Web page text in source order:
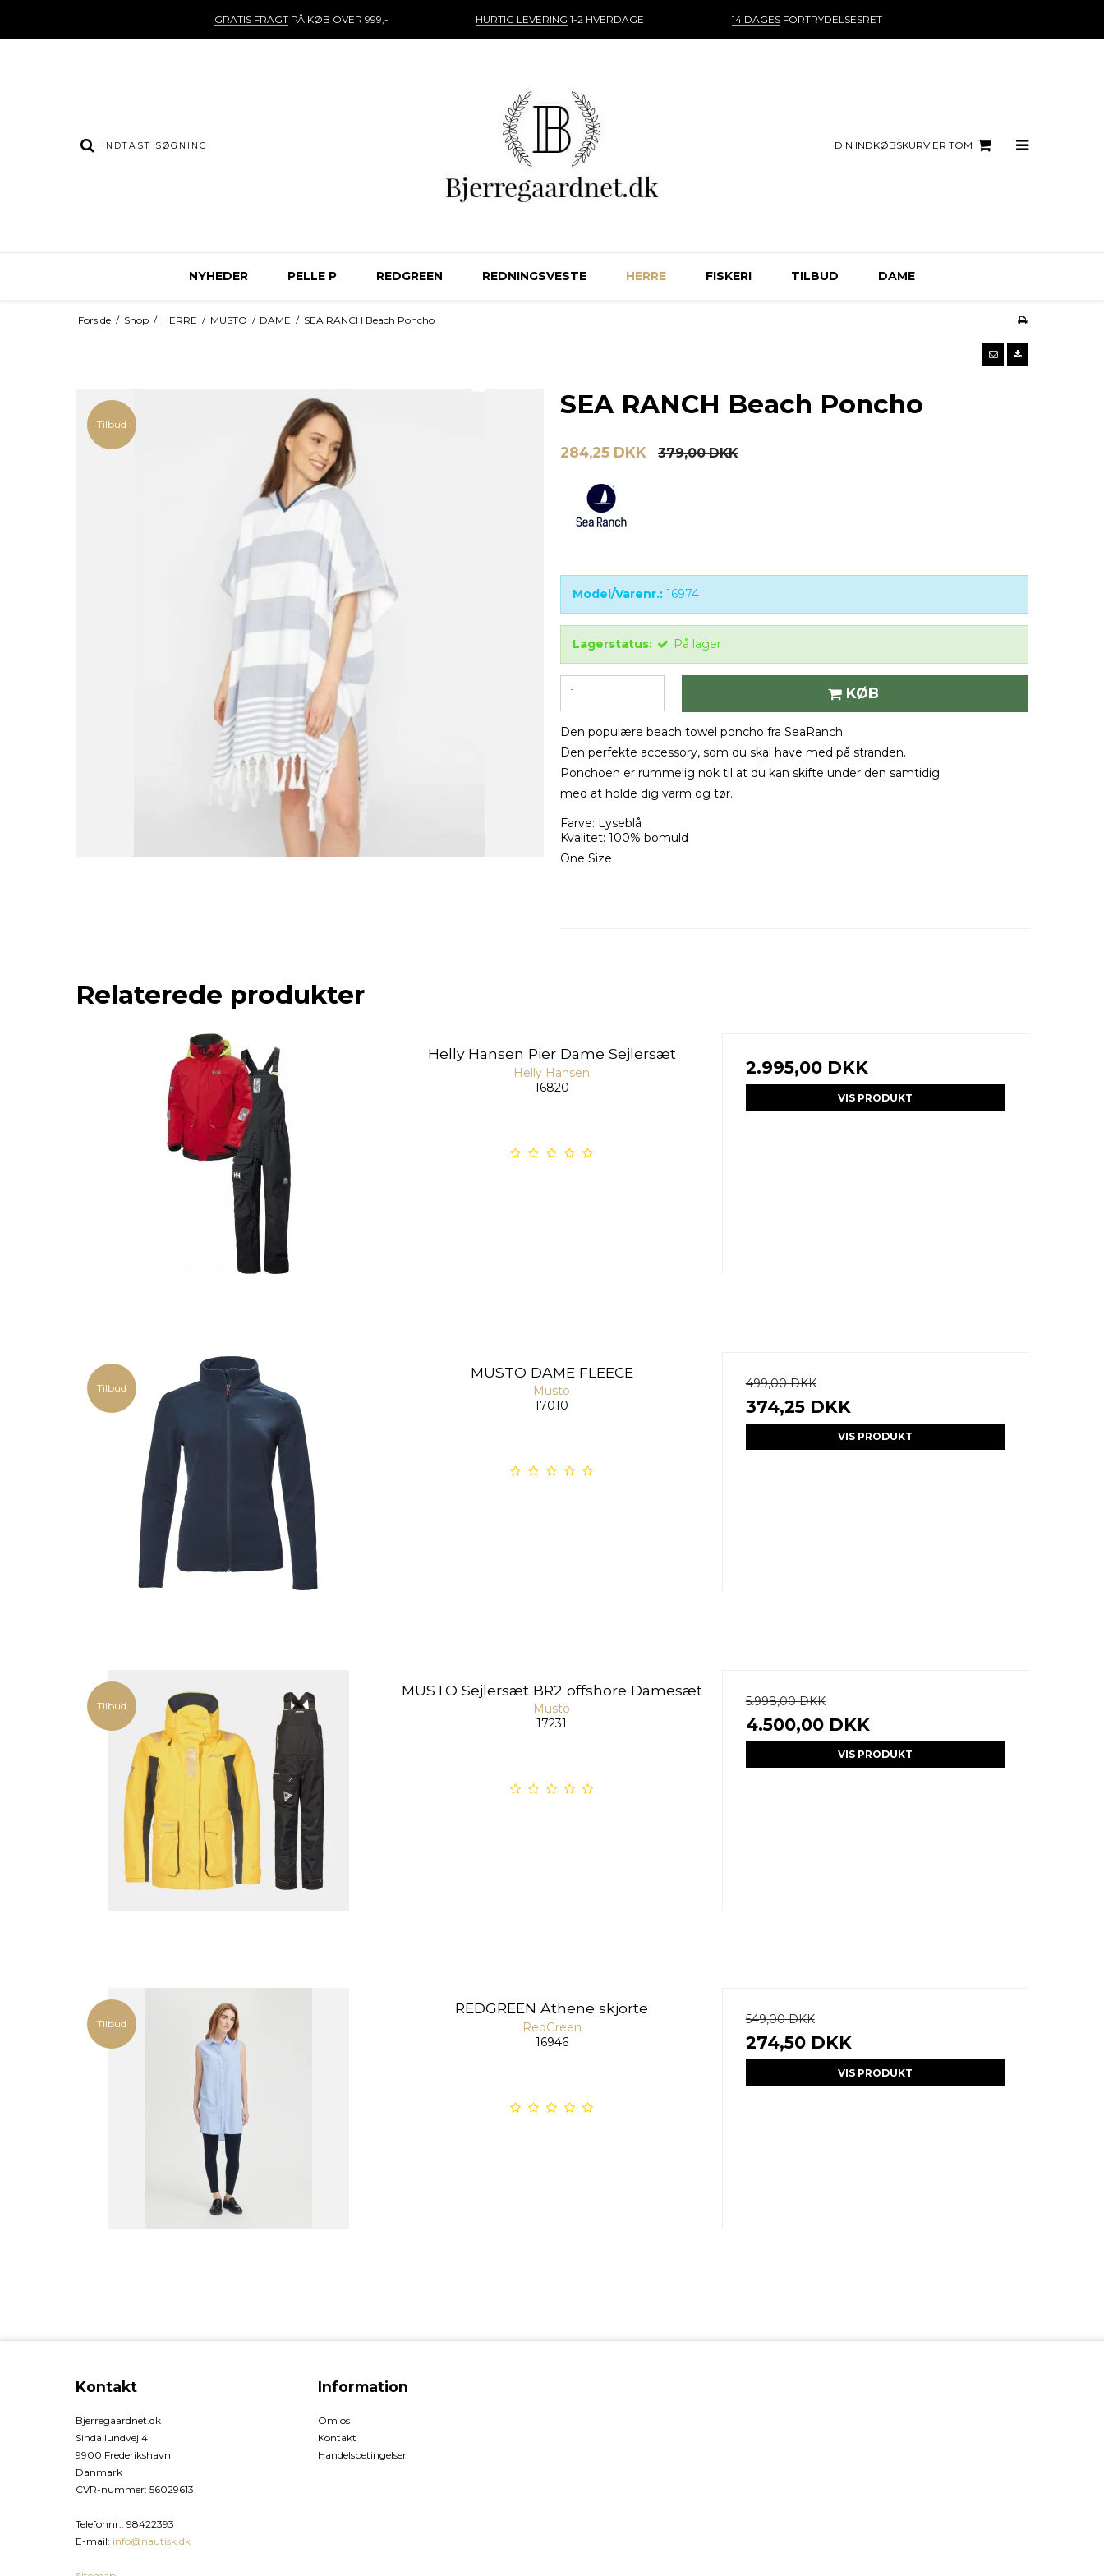
GRATIS FRAGTPÅ KØB OVER 999,- HURTIG LEVERING 1-2 HVERDAGE 14 DAGESFORTRYDELSESRET
DIN INDKØBSKURV ER TOM
NYHEDER PELLE P REDGREEN REDNINGSVESTE HERRE FISKERI TILBUD DAME
Forside / Shop / HERRE / MUSTO / DAME / SEA RANCH Beach Poncho
Tilbud
SEA RANCH Beach Poncho
284,25 DKK 379,00 DKK
Model/Varenr.: 16974
Lagerstatus: På lager
KØB
Den populære beach towel poncho fra SeaRanch.
Den perfekte accessory, som du skal have med på stranden.
Ponchoen er rummelig nok til at du kan skifte under den samtidig
med at holde dig varm og tør.
Farve: Lyseblå
Kvalitet: 100% bomuld
One Size
Relaterede produkter
Helly Hansen Pier Dame Sejlersæt
Helly Hansen
16820
2.995,00 DKK
VIS PRODUKT
Tilbud
MUSTO DAME FLEECE
Musto
17010
499,00 DKK
374,25 DKK
VIS PRODUKT
Tilbud
MUSTO Sejlersæt BR2 offshore Damesæt
Musto
17231
5.998,00 DKK
4.500,00 DKK
VIS PRODUKT
Tilbud
REDGREEN Athene skjorte
RedGreen
16946
549,00 DKK
274,50 DKK
VIS PRODUKT
Kontakt
Bjerregaardnet.dk
Sindallundvej 4
9900 Frederikshavn
Danmark
CVR-nummer: 56029613
Telefonnr. : 98422393
E-mail: info@nautisk.dk
Information
Om os
Kontakt
Handelsbetingelser